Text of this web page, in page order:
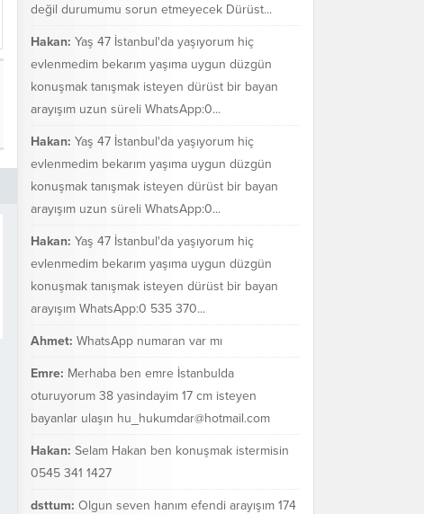
değil durumumu sorun etmeyecek Dürüst...
Hakan: Yaş 47 İstanbul'da yaşıyorum hiç
evlenmedim bekarım yaşıma uygun düzgün
konuşmak tanışmak isteyen dürüst bir bayan
arayışım uzun süreli WhatsApp:0...
Hakan: Yaş 47 İstanbul'da yaşıyorum hiç
evlenmedim bekarım yaşıma uygun düzgün
konuşmak tanışmak isteyen dürüst bir bayan
arayışım uzun süreli WhatsApp:0...
Hakan: Yaş 47 İstanbul'da yaşıyorum hiç
evlenmedim bekarım yaşıma uygun düzgün
konuşmak tanışmak isteyen dürüst bir bayan
arayışım WhatsApp:0 535 370...
Ahmet: WhatsApp numaran var mı
Emre: Merhaba ben emre İstanbulda
oturuyorum 38 yasindayim 17 cm isteyen
bayanlar ulaşın hu_hukumdar@hotmail.com
Hakan: Selam Hakan ben konuşmak istermisin
0545 341 1427
dsttum: Olgun seven hanım efendi arayışım 174